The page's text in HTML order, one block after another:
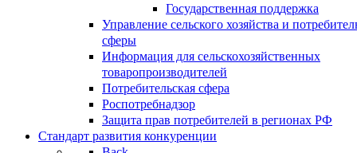
Государственная поддержка
Управление сельского хозяйства и
сферы
Информация для сельскохозяйственных
товаропроизводителей
Потребительская сфера
Роспотребнадзор
Защита прав потребителей в регионах РФ
Стандарт развития конкуренции